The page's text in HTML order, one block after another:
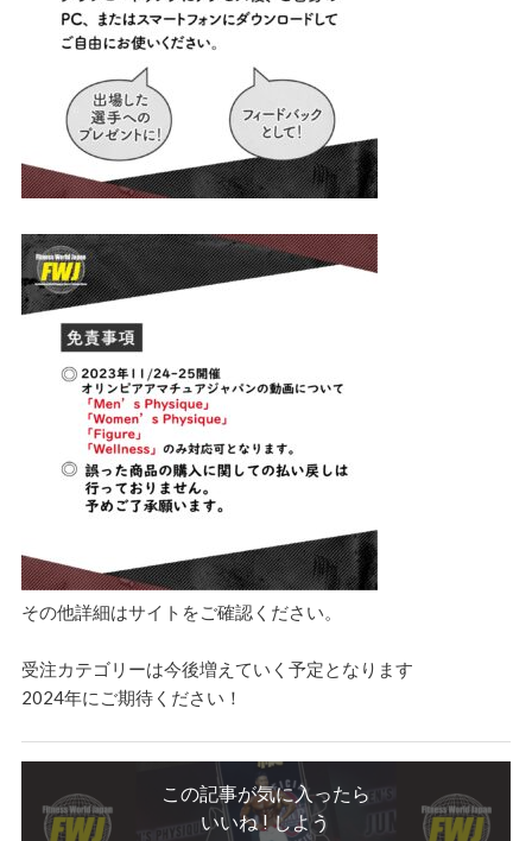
その他詳細はサイトをご確認ください。
受注カテゴリーは今後増えていく予定となります
2024年にご期待ください！
この記事が気に入ったら
いいね ! しよう